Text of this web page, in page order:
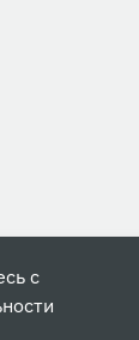
с